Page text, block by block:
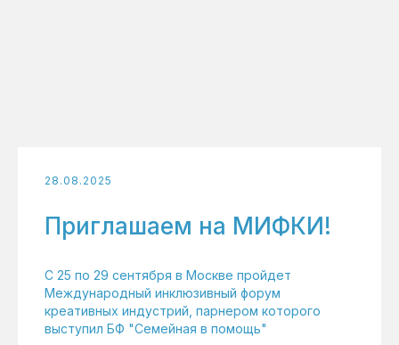
28.08.2025
Приглашаем на МИФКИ!
С 25 по 29 сентября в Москве пройдет
Международный инклюзивный форум
креативных индустрий, парнером которого
выступил БФ "Семейная в помощь"